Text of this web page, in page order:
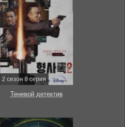
2 сезон 8 серия
Теневой детектив